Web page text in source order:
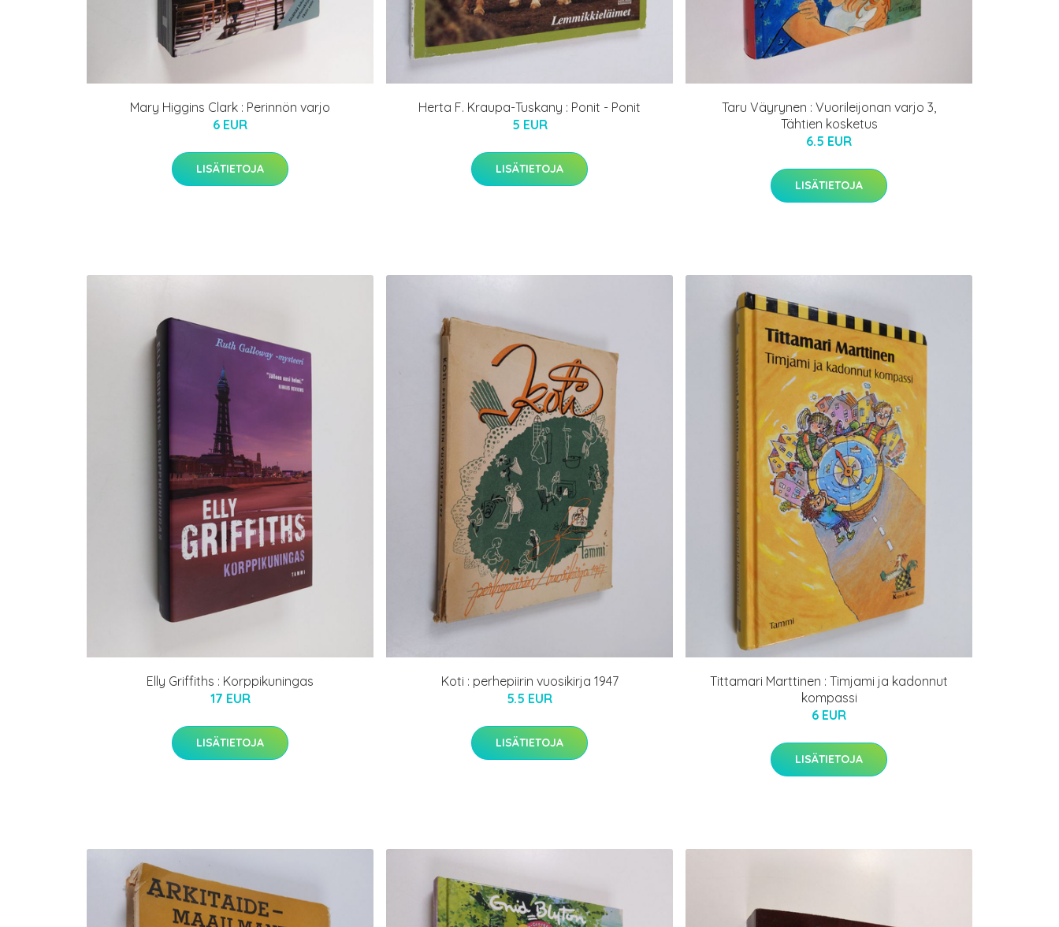
Mary Higgins Clark : Perinnön varjo
6 EUR
LISÄTIETOJA
Herta F. Kraupa-Tuskany : Ponit - Ponit
5 EUR
LISÄTIETOJA
Taru Väyrynen : Vuorileijonan varjo 3,
Tähtien kosketus
6.5 EUR
LISÄTIETOJA
Elly Griffiths : Korppikuningas
17 EUR
LISÄTIETOJA
Koti : perhepiirin vuosikirja 1947
5.5 EUR
LISÄTIETOJA
Tittamari Marttinen : Timjami ja kadonnut
kompassi
6 EUR
LISÄTIETOJA